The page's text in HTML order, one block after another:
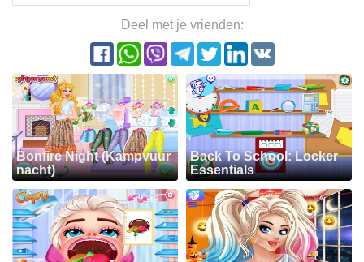
Deel met je vrienden:
Bonfire Night (Kampvuur
nacht)
Back To School: Locker
Essentials